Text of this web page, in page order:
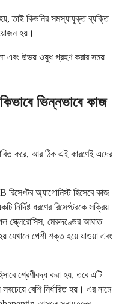
তাই কিডনির সমস্যাযুক্ত ব্যক্তি
হয়।
এবং উভয় ওষুধ গ্রহণ করার সময়
ভিন্নভাবে কাজ
করে, আর ঠিক এই কারণেই এদের
অ্যাগোনিস্ট হিসেবে কাজ
ধরণের রিসেপ্টরকে সক্রিয়
স্ক্লেরোসিস, মেরুদণ্ডের আঘাত
যেখানে পেশী শক্ত হয়ে যাওয়া এবং
শ্রেণীবদ্ধ করা হয়, তবে এটি
বেশি নির্ধারিত হয়। এর নামে